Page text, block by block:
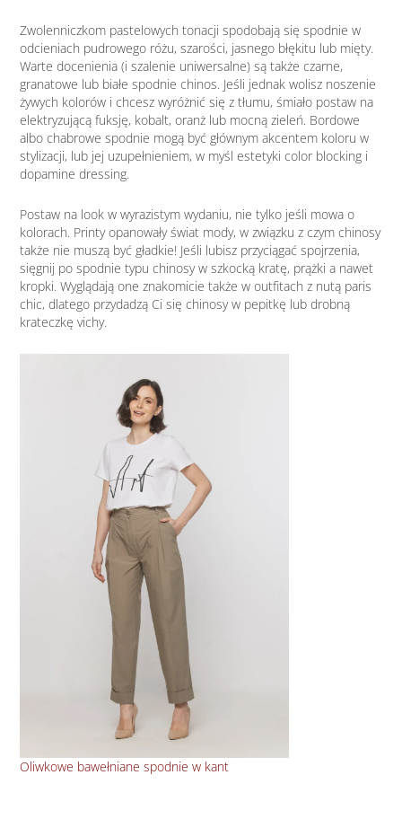
Zwolenniczkom pastelowych tonacji spodobają się spodnie w
odcieniach pudrowego różu, szarości, jasnego błękitu lub mięty.
Warte docenienia (i szalenie uniwersalne) są także czarne,
granatowe lub białe spodnie chinos. Jeśli jednak wolisz noszenie
żywych kolorów i chcesz wyróżnić się z tłumu, śmiało postaw na
elektryzującą fuksję, kobalt, oranż lub mocną zieleń. Bordowe
albo chabrowe spodnie mogą być głównym akcentem koloru w
stylizacji, lub jej uzupełnieniem, w myśl estetyki color blocking i
dopamine dressing.
Postaw na look w wyrazistym wydaniu, nie tylko jeśli mowa o
kolorach. Printy opanowały świat mody, w związku z czym chinosy
także nie muszą być gładkie! Jeśli lubisz przyciągać spojrzenia,
sięgnij po spodnie typu chinosy w szkocką kratę, prążki a nawet
kropki. Wyglądają one znakomicie także w outfitach z nutą paris
chic, dlatego przydadzą Ci się chinosy w pepitkę lub drobną
krateczkę vichy.
Oliwkowe bawełniane spodnie w kant